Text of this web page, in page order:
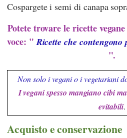
Cospargete i semi di canapa
Potete trovare le ricette
voce: "Ricette che
".
Non solo i vegani o i vegetariani
I vegani spesso mangiano cibi
evitabili.
Acquisto e conservazione